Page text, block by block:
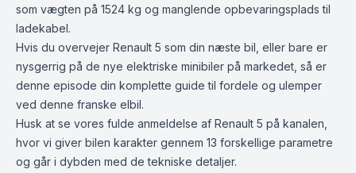
som vægten på 1524 kg og manglende opbevaringsplads til
ladekabel.
Hvis du overvejer Renault 5 som din næste bil, eller bare er
nysgerrig på de nye elektriske minibiler på markedet, så er
denne episode din komplette guide til fordele og ulemper
ved denne franske elbil.
Husk at se vores fulde anmeldelse af Renault 5 på kanalen,
hvor vi giver bilen karakter gennem 13 forskellige parametre
og går i dybden med de tekniske detaljer.